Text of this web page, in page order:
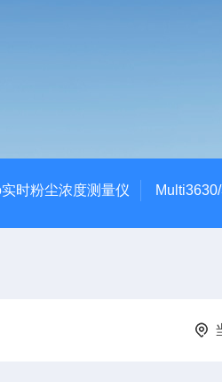
时粉尘浓度测量仪